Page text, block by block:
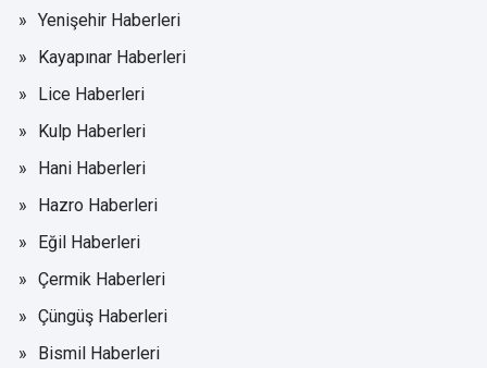
Yenişehir Haberleri
Kayapınar Haberleri
Lice Haberleri
Kulp Haberleri
Hani Haberleri
Hazro Haberleri
Eğil Haberleri
Çermik Haberleri
Çüngüş Haberleri
Bismil Haberleri